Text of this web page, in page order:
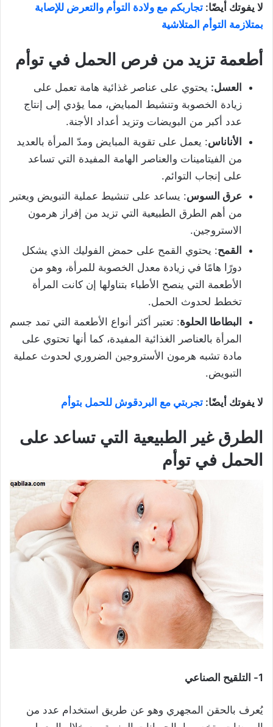
لا يفوتك أيضًا: تجاربكم مع ولادة التوأم والتعرض للإصابة
بمتلازمة التوأم المتلاشية
أطعمة تزيد من فرص الحمل في توأم
العسل: يحتوي على عناصر غذائية هامة تعمل على
زيادة الخصوبة وتنشيط المبايض، مما يؤدي إلى إنتاج
عدد أكبر من البويضات وتزيد أعداد الأجنة.
الأناناس: يعمل على تقوية المبايض ومدّ المرأة بالعديد
من الفيتامينات والعناصر الهامة المفيدة التي تساعد
على إنجاب التوائم.
عرق السوس: يساعد على تنشيط عملية التبويض ويعتبر
من أهم الطرق الطبيعية التي تزيد من إفراز هرمون
الاستروجين.
القمح: يحتوي القمح على حمض الفوليك الذي يشكل
دورًا هامًا في زيادة معدل الخصوبة للمرأة، وهو من
الأطعمة التي ينصح الأطباء بتناولها إن كانت المرأة
تخطط لحدوث الحمل.
البطاطا الحلوة: تعتبر أكثر أنواع الأطعمة التي تمد جسم
المرأة بالعناصر الغذائية المفيدة، كما أنها تحتوي على
مادة تشبه هرمون الأستروجين الضروري لحدوث عملية
التبويض.
لا يفوتك أيضًا: تجربتي مع البردقوش للحمل بتوأم
الطرق غير الطبيعية التي تساعد على
الحمل في توأم
1- التلقيح الصناعي
يُعرف بالحقن المجهري وهو عن طريق استخدام عدد من